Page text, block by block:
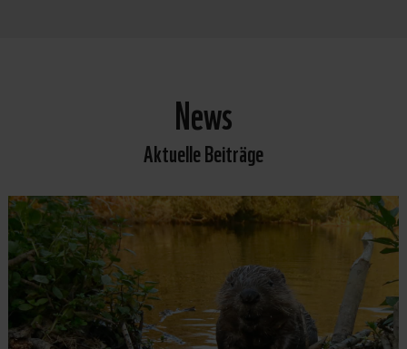
News
Aktuelle Beiträge